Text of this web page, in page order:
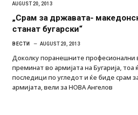
AUGUST 20, 2013
„Срам за државата-
станат бугарски“
ВЕСТИ AUGUST 20, 2013
Доколку поранешните професионални
преминат во армијата на Бугарија, тоа
последици по угледот и ќе биде срам
армијата, вели за НОВА Ангелов